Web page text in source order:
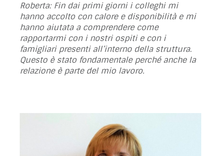
Roberta: Fin dai primi giorni i colleghi mi
hanno accolto con calore e disponibilità e mi
hanno aiutata a comprendere come
rapportarmi con i nostri ospiti e con i
famigliari presenti all’interno della struttura.
Questo è stato fondamentale perché anche la
relazione è parte del mio lavoro.